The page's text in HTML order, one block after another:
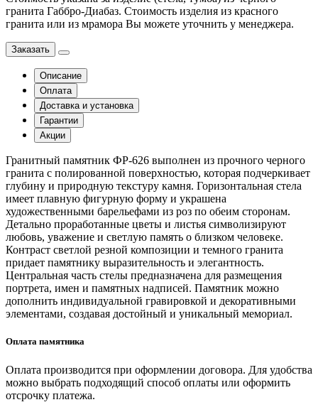
гранита Габбро-Диабаз. Стоимость изделия из красного
гранита или из мрамора Вы можете уточнить у менеджера.
Заказать
Описание
Оплата
Доставка и установка
Гарантии
Акции
Гранитный памятник ФР-626 выполнен из прочного черного
гранита с полированной поверхностью, которая подчеркивает
глубину и природную текстуру камня. Горизонтальная стела
имеет плавную фигурную форму и украшена
художественными барельефами из роз по обеим сторонам.
Детально проработанные цветы и листья символизируют
любовь, уважение и светлую память о близком человеке.
Контраст светлой резной композиции и темного гранита
придает памятнику выразительность и элегантность.
Центральная часть стелы предназначена для размещения
портрета, имен и памятных надписей. Памятник можно
дополнить индивидуальной гравировкой и декоративными
элементами, создавая достойный и уникальный мемориал.
Оплата памятника
Оплата производится при оформлении договора. Для удобства
можно выбрать подходящий способ оплаты или оформить
отсрочку платежа.